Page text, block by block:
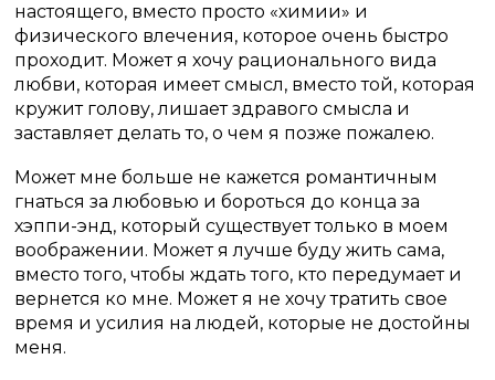
настоящего, вместо просто «химии» и
физического влечения, которое очень быстро
проходит. Может я хочу рационального вида
любви, которая имеет смысл, вместо той, которая
кружит голову, лишает здравого смысла и
заставляет делать то, о чем я позже пожалею.
Может мне больше не кажется романтичным
гнаться за любовью и бороться до конца за
хэппи-энд, который существует только в моем
воображении. Может я лучше буду жить сама,
вместо того, чтобы ждать того, кто передумает и
вернется ко мне. Может я не хочу тратить свое
время и усилия на людей, которые не достойны
меня.